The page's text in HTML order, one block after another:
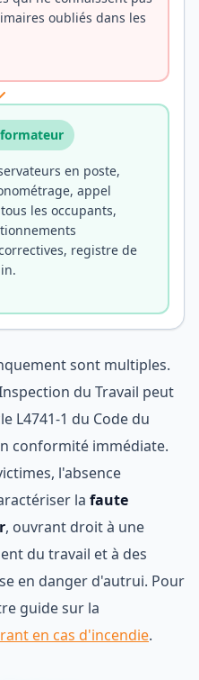
oubliés dans les
en poste,
appel
les occupants,
registre de
sont multiples.
du Travail peut
L4741-1 du Code du
conformité immédiate.
l'absence
la faute
, ouvrant droit à une
du travail et à des
en danger d'autrui. Pour
guide sur la
en cas d'incendie.